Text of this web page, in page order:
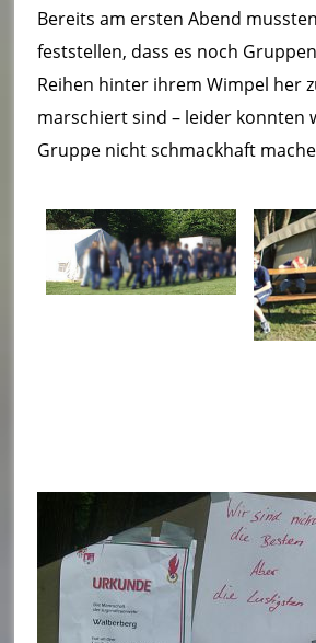
h
ei
n
h
t
W
al
rg
Bereits am ersten Abend
feststellen, dass es noch
Reihen hinter ihrem Wimpel her
marschiert sind – leider konnten
Gruppe nicht schmackhaft